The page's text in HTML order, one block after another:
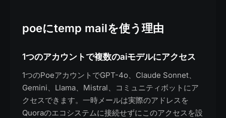
poeにtemp mailを使う理由
1つのアカウントで複数のaiモデルにアクセス
1つのPoeアカウントでGPT-4o、Claude Sonnet、
Gemini、Llama、Mistral、コミュニティボットにア
クセスできます。一時メールは実際のアドレスを
Quoraのエコシステムに接続せずにこのアクセスを設